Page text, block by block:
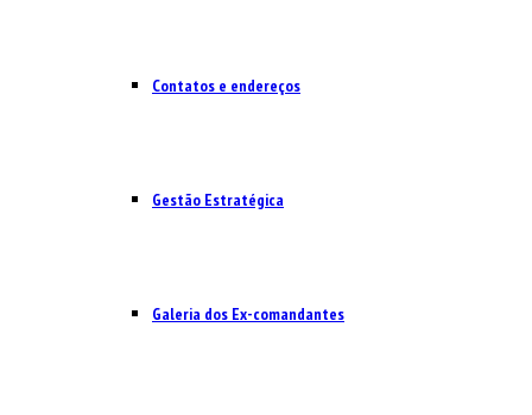
Contatos e endereços
Gestão Estratégica
Galeria dos Ex-comandantes